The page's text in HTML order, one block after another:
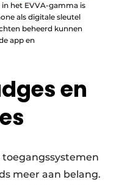
in het EVVA-gamma is
als digitale sleutel
beheerd kunnen
app en
en
meer aan belang.